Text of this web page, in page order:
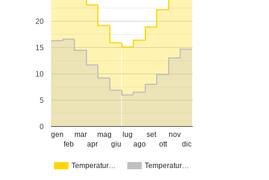
Temperatur… Temperatur…
gen
feb
mar
apr
mag
giu
lug
ago
set
ott
nov
dic
0
5
10
15
20